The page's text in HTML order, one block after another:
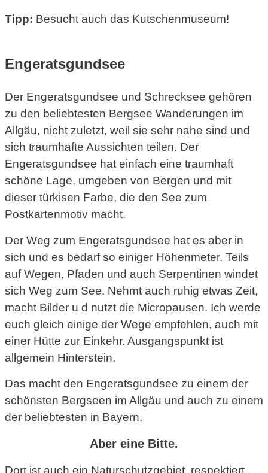
Tipp: Besucht auch das Kutschenmuseum!
Engeratsgundsee
Der Engeratsgundsee und Schrecksee gehören
zu den beliebtesten Bergsee Wanderungen im
Allgäu, nicht zuletzt, weil sie sehr nahe sind und
sich traumhafte Aussichten teilen. Der
Engeratsgundsee hat einfach eine traumhaft
schöne Lage, umgeben von Bergen und mit
dieser türkisen Farbe, die den See zum
Postkartenmotiv macht.
Der Weg zum Engeratsgundsee hat es aber in
sich und es bedarf so einiger Höhenmeter. Teils
auf Wegen, Pfaden und auch Serpentinen windet
sich Weg zum See. Nehmt auch ruhig etwas Zeit,
macht Bilder u d nutzt die Micropausen. Ich werde
euch gleich einige der Wege empfehlen, auch mit
einer Hütte zur Einkehr. Ausgangspunkt ist
allgemein Hinterstein.
Das macht den Engeratsgundsee zu einem der
schönsten Bergseen im Allgäu und auch zu einem
der beliebtesten in Bayern.
Aber eine Bitte.
Dort ist auch ein Naturschutzgebiet, respektiert